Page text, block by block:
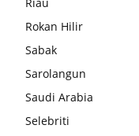
Rokan Hilir
Sabak
Sarolangun
Saudi Arabia
Selebriti